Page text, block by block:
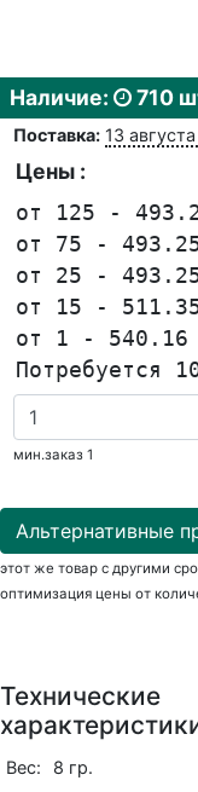
Наличие: 710
Поставка: 13
Цены :
от 125 -
от 75 -
от 25 -
от 15 -
от 1 - 540.16
Потребуется
мин.заказ 1
Альтернативные
этот же товар с другими
оптимизация цены от
Технические
Вес: 8 гр.